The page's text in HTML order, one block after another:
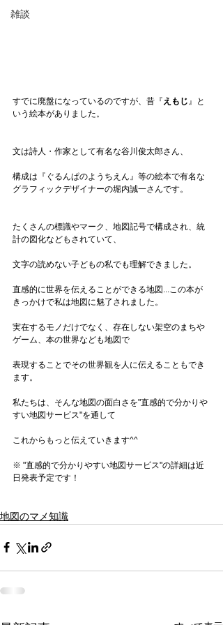
雑談
すでに廃盤になっているのですが、昔『 えもじ 』と
いう絵本がありました。
文は詩人・作家として有名な谷川俊太郎さん、
構成は『ぐるんぱのようちえん』等の絵本で有名な
グラフィックデザイナーの堀内誠一さんです。
たくさんの標識やマーク、地図記号で構成され、統
計の図化などもされていて、
文字の読めない子どもの私でも理解できました。
直感的に世界を伝えることができる地図...この本が
きっかけで私は地図に魅了されました。
実在するモノだけでなく、存在しない架空のまちや
ゲーム、本の世界なども地図で
表現することでその世界観を人に伝えることもでき
ます。
私たちは、そんな地図の面白さを"直感的で分かりや
すい地図サービス"を通して
これからもっと伝えていきます^^
※ "直感的で分かりやすい地図サービス"の詳細は近
日発表予定です！
地図のマメ知識